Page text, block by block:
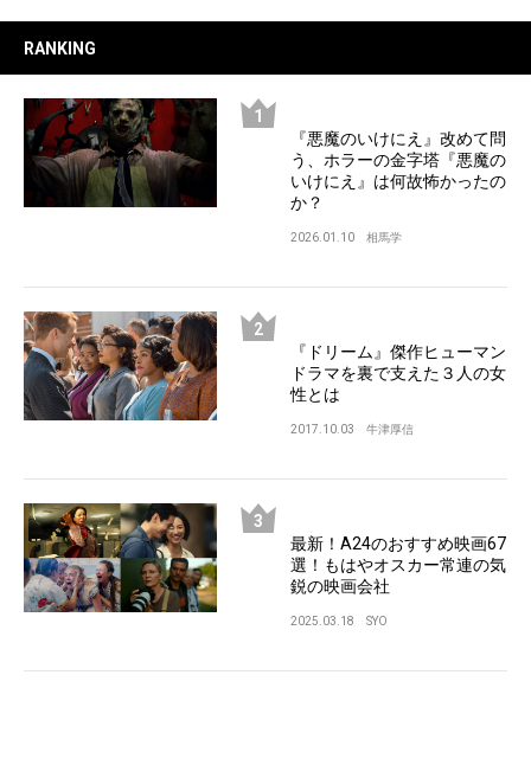
RANKING
『悪魔のいけにえ』改めて問
う、ホラーの金字塔『悪魔の
いけにえ』は何故怖かったの
か？
2026.01.10 相馬学
『ドリーム』傑作ヒューマン
ドラマを裏で支えた３人の女
性とは
2017.10.03 牛津厚信
最新！A24のおすすめ映画67
選！もはやオスカー常連の気
鋭の映画会社
2025.03.18 SYO